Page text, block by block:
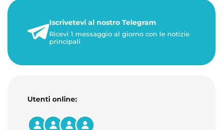
Iscrivetevi al nostro Telegram
Ricevi 1 messaggio al giorno con le notizie
principali
Utenti online: